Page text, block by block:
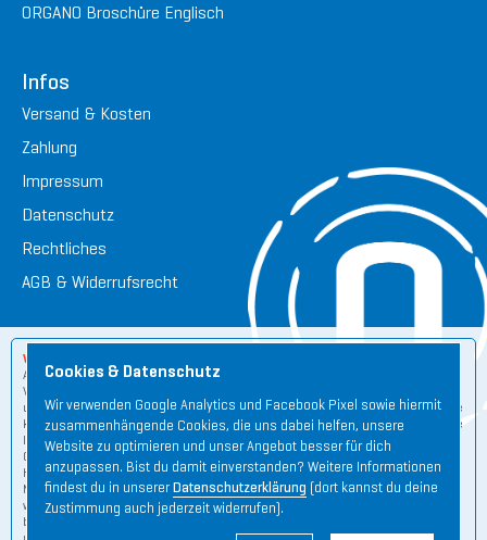
ORGANO Broschüre Englisch
Infos
Versand & Kosten
Zahlung
Impressum
Datenschutz
Rechtliches
AGB & Widerrufsrecht
Wichtige Hinweise:
Aus rechtlichen und wettbewerbsrechtlichen Gründen zum Schutz unserer
Verbraucher sind wir verpflichtet darauf hinzuweisen, dass der ORGANETIK
und den von uns entwickelten ORGANO Produkten ähnlich der Homöopathie
keine wissenschaftlichen Studien für eventuelle Wirkungsweisen zugrunde
liegen. Die ORGANETIK ist kein Heilverfahren und die von uns entwickelten
ORGANO Produkte sind keine Heilmittel bzw. Medizinprodukte nach der
Heilmittelverordnung, dem Arzneimittelgesetz bzw. nach dem
Medizinproduktegesetz und dürfen auch nicht als solche betrachtet
werden. Sie können keine medizinische Therapie ersetzen. Alle Angaben
beruhen ausschliesslich auf Überlieferung und langjähriger Erfahrung. Zu
Cookies & Datenschutz
Wir verwenden Google Analytics und Facebook Pixel sowie hiermit
zusammenhängende Cookies, die uns dabei helfen, unsere
Website zu optimieren und unser Angebot besser für dich
anzupassen. Bist du damit einverstanden? Weitere Informationen
findest du in unsererDatenschutzerklärung (dort kannst du deine
Zustimmung auch jederzeit widerrufen).